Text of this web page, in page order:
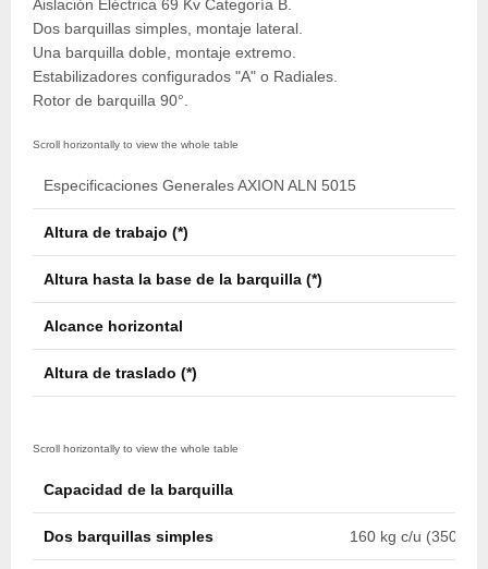
Aislación Eléctrica 69 Kv Categoría B.
Dos barquillas simples, montaje lateral.
Una barquilla doble, montaje extremo.
Estabilizadores configurados "A" o Radiales.
Rotor de barquilla 90°.
Especificaciones Generales AXION ALN 5015
Altura de trabajo (*)
Altura hasta la base de la barquilla (*)
Alcance horizontal
Altura de traslado (*)
Capacidad de la barquilla
Dos barquillas simples 160 kg c/u (350 lb